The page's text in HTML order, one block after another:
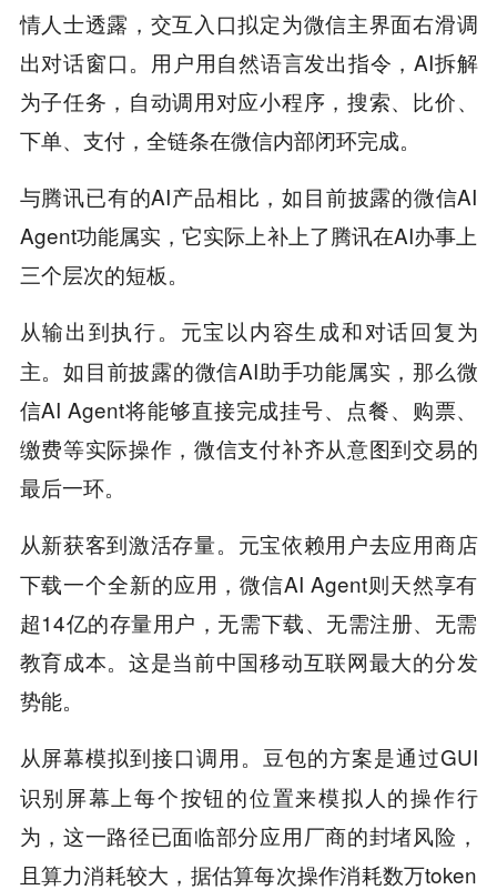
情人士透露，交互入口拟定为微信主界面右滑调
出对话窗口。用户用自然语言发出指令，AI拆解
为子任务，自动调用对应小程序，搜索、比价、
下单、支付，全链条在微信内部闭环完成。
与腾讯已有的AI产品相比，如目前披露的微信AI
Agent功能属实，它实际上补上了腾讯在AI办事上
三个层次的短板。
从输出到执行。元宝以内容生成和对话回复为
主。如目前披露的微信AI助手功能属实，那么微
信AI Agent将能够直接完成挂号、点餐、购票、
缴费等实际操作，微信支付补齐从意图到交易的
最后一环。
从新获客到激活存量。元宝依赖用户去应用商店
下载一个全新的应用，微信AI Agent则天然享有
超14亿的存量用户，无需下载、无需注册、无需
教育成本。这是当前中国移动互联网最大的分发
势能。
从屏幕模拟到接口调用。豆包的方案是通过GUI
识别屏幕上每个按钮的位置来模拟人的操作行
为，这一路径已面临部分应用厂商的封堵风险，
且算力消耗较大，据估算每次操作消耗数万token